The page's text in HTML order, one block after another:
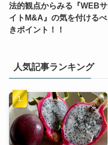
法的観点からみる『WEBサ
イトM&A』の気を付けるべ
きポイント！！
人気記事ランキング